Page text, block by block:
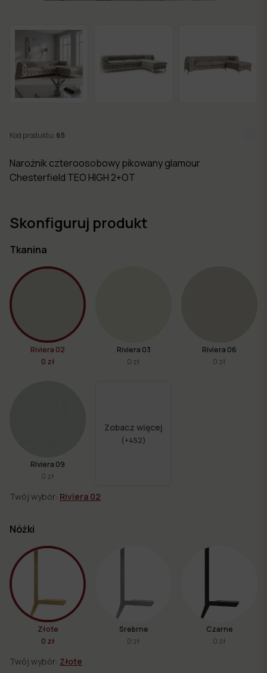
dni
Nowości
Kolekcje
mebli
Kod produktu: 65
Narożnik czteroosobowy pikowany glamour
Chesterfield TEO HIGH 2+OT
Skonfiguruj produkt
Tkanina
Riviera 02
0 zł
Riviera 03
0 zł
Riviera 06
0 zł
Riviera 09
0 zł
Zobacz więcej
(+452)
Twój wybór: Riviera 02
Nóżki
Złote
0 zł
Srebrne
0 zł
Czarne
0 zł
Twój wybór: Złote